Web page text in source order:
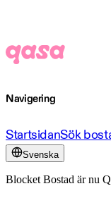
Navigering
StartsidanSök
Svenska
Blocket Bostad är nu